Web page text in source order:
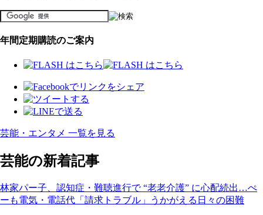
年間定期購読のご案内
芸能・エンタメ 一覧を見る
芸能の新着記事
林家パー子、認知症・難聴進行で “老老介護” に心配続出…ぺ
ーも電気・電話代「請求トラブル」うかがえる日々の困難